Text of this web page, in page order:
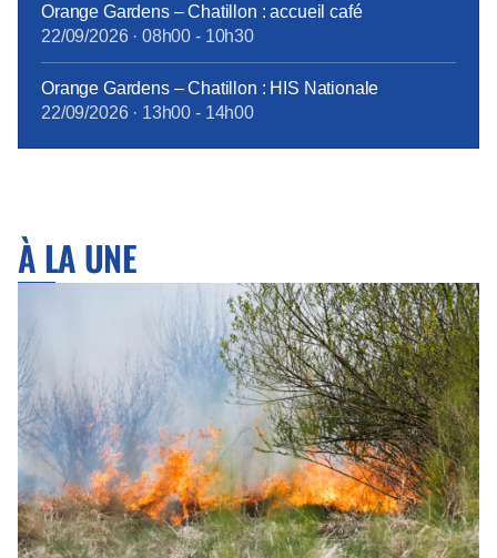
Orange Gardens – Chatillon : accueil café
22/09/2026· 08h00 - 10h30
Orange Gardens – Chatillon : HIS Nationale
22/09/2026· 13h00 - 14h00
À LA UNE